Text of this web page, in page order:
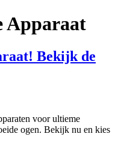
Apparaat
Bekijk de
voor ultieme
ogen. Bekijk nu en kies